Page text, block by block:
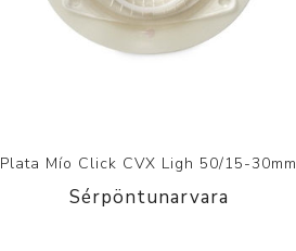
Plata Mío Click CVX Ligh 50/15-30mm
Sérpöntunarvara